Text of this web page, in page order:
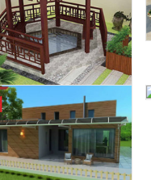
铝合金六角凉亭